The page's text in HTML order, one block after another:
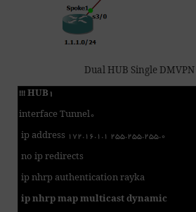
!!! HUB1
interface Tunnel0
ip address 172.16.1.1 255.255.255.0
no ip redirects
ip nhrp authentication rayka
ip nhrp map multicast dynamic